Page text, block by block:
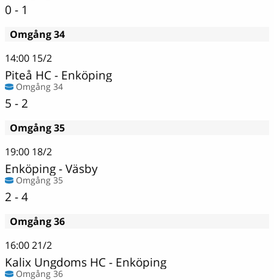
0 - 1
Omgång 34
14:00 15/2
Piteå HC- Enköping
Omgång 34
5 - 2
Omgång 35
19:00 18/2
Enköping-Väsby
Omgång 35
2 - 4
Omgång 36
16:0021/2
Kalix Ungdoms HC- Enköping
Omgång 36